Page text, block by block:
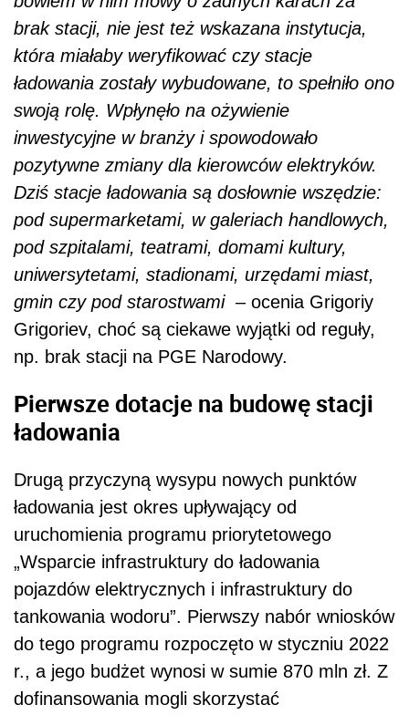
brak stacji, nie jest też wskazana instytucja,
która miałaby weryfikować czy stacje
ładowania zostały wybudowane, to spełniło ono
swoją rolę. Wpłynęło na ożywienie
inwestycyjne w branży i spowodowało
pozytywne zmiany dla kierowców elektryków.
Dziś stacje ładowania są dosłownie wszędzie:
pod supermarketami, w galeriach handlowych,
pod szpitalami, teatrami, domami kultury,
uniwersytetami, stadionami, urzędami miast,
gmin czy pod starostwami – ocenia Grigoriy
Grigoriev, choć są ciekawe wyjątki od reguły,
np. brak stacji na PGE Narodowy.
Pierwsze dotacje na budowę stacji
ładowania
Drugą przyczyną wysypu nowych punktów
ładowania jest okres upływający od
uruchomienia programu priorytetowego
„Wsparcie infrastruktury do ładowania
pojazdów elektrycznych i infrastruktury do
tankowania wodoru”. Pierwszy nabór wniosków
do tego programu rozpoczęto w styczniu 2022
r., a jego budżet wynosi w sumie 870 mln zł. Z
dofinansowania mogli skorzystać